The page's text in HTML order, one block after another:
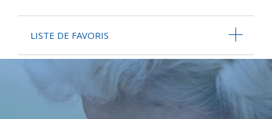
LISTE DE FAVORIS